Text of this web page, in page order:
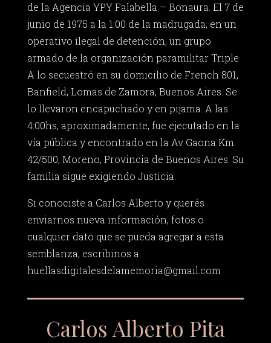
de la Agencia YPY Falabella – Bonaura. El 7 de
junio de 1975 a la 1:00 de la madrugada, en un
operativo ilegal de detención, un grupo
armado de la organización paramilitar Triple
A lo secuestró en su domicilio de French 801,
Banfield, Lomas de Zamora, Buenos Aires. Se
lo llevaron encapuchado y en pijama. A las
4:00hs, aproximadamente, fue ejecutado en la
vía pública y encontrado en la Av Gaona Km
42/500, Moreno, Provincia de Buenos Aires. Su
familia sigue exigiendo Justicia.
Si conociste a Carlos Alberto y querés
enviarnos nueva información, fotos o
cualquier dato que se pueda agregar a esta
semblanza, escribinos a
huellasdigitalesdelamemoria@gmail.com
Carlos Alberto Pita